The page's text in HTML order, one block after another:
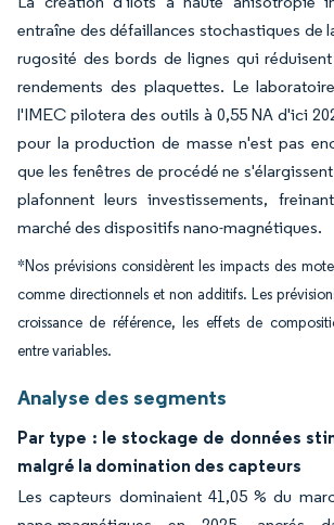
entraîne des défaillances stochastiques de
rugosité des bords de lignes qui
rendements des plaquettes. Le
l'IMEC pilotera des outils à 0,55 NA d'ici
pour la production de masse n'est pas
que les fenêtres de procédé ne
plafonnent leurs investissements,
marché des dispositifs nano-magnétiques.
*Nos prévisions considèrent les impacts des
comme directionnels et non additifs. Les
croissance de référence, les effets de
entre variables.
Analyse des segments
Par type : le stockage de données
malgré la domination des capteurs
Les capteurs dominaient 41,05 % du